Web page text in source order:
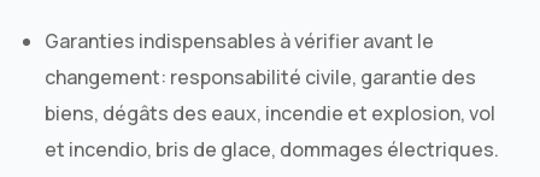
Garanties indispensables à vérifier avant le
changement: responsabilité civile, garantie des
biens, dégâts des eaux, incendie et explosion, vol
et incendio, bris de glace, dommages électriques.